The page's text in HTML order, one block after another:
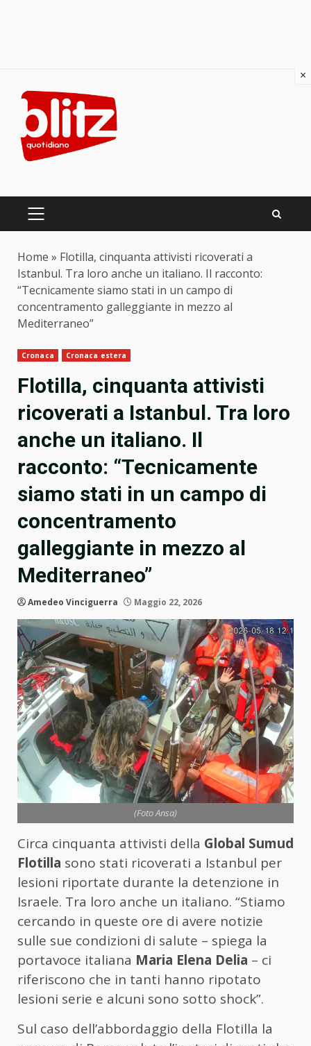
content
PRIMARY
Home » Flotilla, cinquanta attivisti ricoverati a
Istanbul. Tra loro anche un italiano. Il racconto:
“Tecnicamente siamo stati in un campo di
concentramento galleggiante in mezzo al
Mediterraneo”
Cronaca Cronaca estera
Flotilla, cinquanta attivisti
ricoverati a Istanbul. Tra loro
anche un italiano. Il
racconto: “Tecnicamente
siamo stati in un campo di
concentramento
galleggiante in mezzo al
Mediterraneo”
Amedeo Vinciguerra Maggio 22, 2026
(Foto Ansa)
Circa cinquanta attivisti della Global Sumud
Flotilla sono stati ricoverati a Istanbul per
lesioni riportate durante la detenzione in
Israele. Tra loro anche un italiano. “Stiamo
cercando in queste ore di avere notizie
sulle sue condizioni di salute – spiega la
portavoce italiana Maria Elena Delia – ci
riferiscono che in tanti hanno ripotato
lesioni serie e alcuni sono sotto shock”.
Sul caso dell’abbordaggio della Flotilla la
×